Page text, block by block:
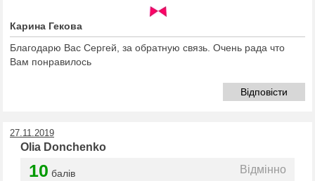
Карина Гекова
Благодарю Вас Сергей, за обратную связь. Очень рада что
Вам понравилось
Відповісти
27.11.2019
Olia Donchenko
10 балів Відмінно